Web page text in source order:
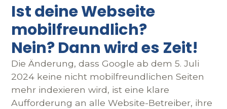
Ist deine Webseite
mobilfreundlich?
Nein? Dann wird es Zeit!
Die Änderung, dass Google ab dem 5. Juli
2024 keine nicht mobilfreundlichen Seiten
mehr indexieren wird, ist eine klare
Aufforderung an alle Website-Betreiber, ihre